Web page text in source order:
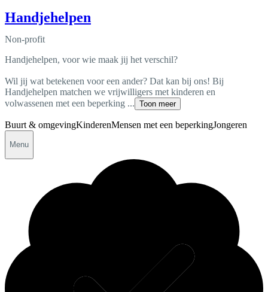
Handjehelpen
Non-profit
Handjehelpen, voor wie maak jij het verschil?
Wil jij wat betekenen voor een ander? Dat kan bij ons! Bij
Handjehelpen matchen we vrijwilligers met kinderen en
volwassenen met een beperking ... Toon meer
Buurt & omgevingKinderenMensen met een beperkingJongeren
Menu